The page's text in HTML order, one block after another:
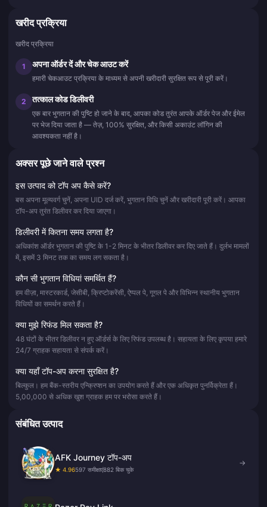
खरीद प्रक्रिया
खरीद प्रक्रिया
1 अपना ऑर्डर दें और चेक आउट करें
हमारी चेकआउट प्रक्रिया के माध्यम से अपनी खरीदारी सुरक्षित रूप से पूरी करें।
2 तत्काल कोड डिलीवरी
एक बार भुगतान की पुष्टि हो जाने के बाद, आपका कोड तुरंत आपके ऑर्डर पेज और ईमेल
पर भेज दिया जाता है — तेज़, 100% सुरक्षित, और किसी अकाउंट लॉगिन की
आवश्यकता नहीं है।
अक्सर पूछे जाने वाले प्रश्न
इस उत्पाद को टॉप अप कैसे करें?
बस अपना मूल्यवर्ग चुनें, अपना UID दर्ज करें, भुगतान विधि चुनें और खरीदारी पूरी करें। आपका
टॉप-अप तुरंत डिलीवर कर दिया जाएगा।
डिलीवरी में कितना समय लगता है?
अधिकांश ऑर्डर भुगतान की पुष्टि के 1-2 मिनट के भीतर डिलीवर कर दिए जाते हैं। दुर्लभ मामलों
में, इसमें 3 मिनट तक का समय लग सकता है।
कौन सी भुगतान विधियां समर्थित हैं?
हम वीज़ा, मास्टरकार्ड, जेसीबी, क्रिप्टोकरेंसी, ऐप्पल पे, गूगल पे और विभिन्न स्थानीय भुगतान
विधियों का समर्थन करते हैं।
क्या मुझे रिफंड मिल सकता है?
48 घंटों के भीतर डिलीवर न हुए ऑर्डर्स के लिए रिफंड उपलब्ध है। सहायता के लिए कृपया हमारे
24/7 ग्राहक सहायता से संपर्क करें।
क्या यहाँ टॉप-अप करना सुरक्षित है?
बिल्कुल। हम बैंक-स्तरीय एन्क्रिप्शन का उपयोग करते हैं और एक अधिकृत पुनर्विक्रेता हैं।
5,00,000 से अधिक खुश ग्राहक हम पर भरोसा करते हैं।
संबंधित उत्पाद
AFK Journey टॉप-अप
★ 4.96597 समीक्षाएं882 बिक चुके
→